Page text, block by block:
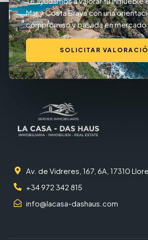
Mar y Costa Brava con una
compromiso y basada en mercado
SOLICITAR
Av. de Vidreres, 167, 6A, 17310
+34 972 342 815
info@lacasa-dashaus.com